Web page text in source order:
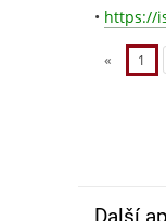
• https://
« 1